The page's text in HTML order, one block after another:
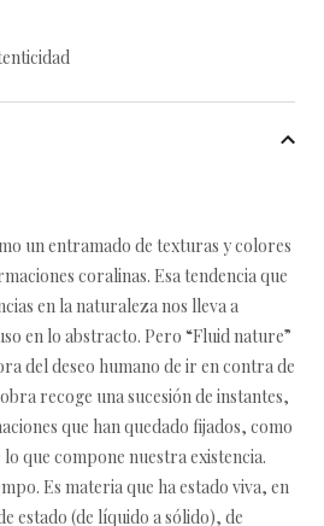
un entramado de texturas y colores
coralinas. Esa tendencia que
en la naturaleza nos lleva a
en lo abstracto. Pero “Fluid nature”
del deseo humano de ir en contra de
recoge una sucesión de instantes,
que han quedado fijados, como
lo que compone nuestra existencia.
Es materia que ha estado viva, en
estado (de líquido a sólido), de